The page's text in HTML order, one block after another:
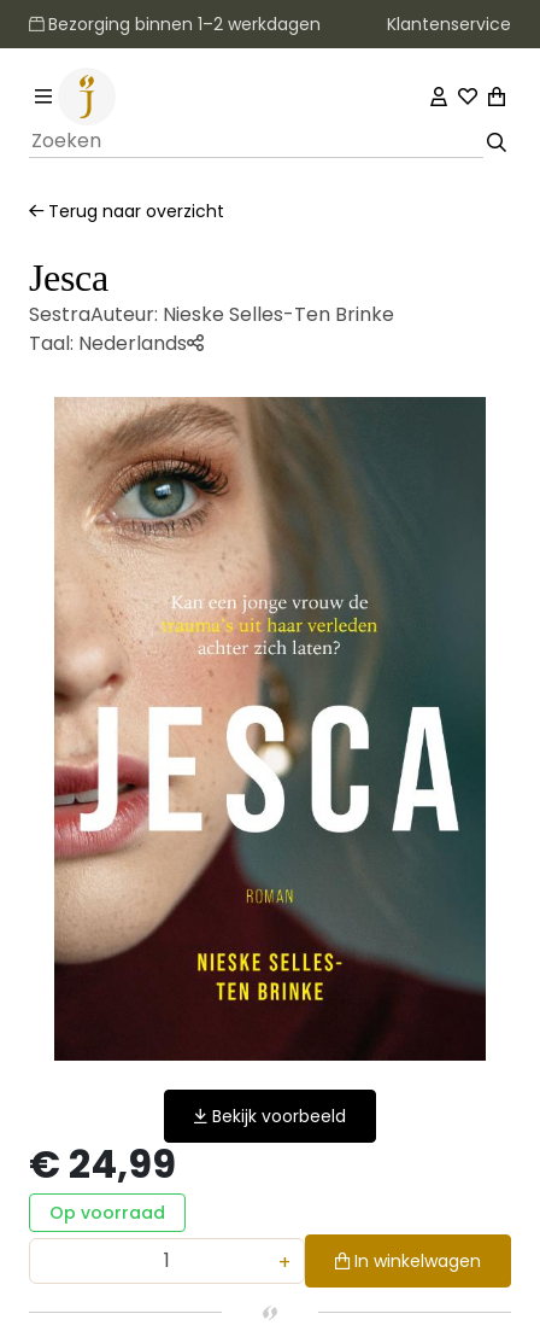
Bezorging binnen 1–2 werkdagen Klantenservice
Terug naar overzicht
Jesca
SestraAuteur: Nieske Selles-Ten Brinke
Taal: Nederlands
Bekijk voorbeeld
€ 24,99
Op voorraad
+ In winkelwagen